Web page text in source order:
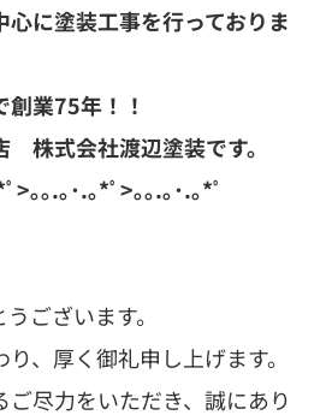
に塗装工事を行っておりま
創業75年！！
株式会社渡辺塗装です。
>｡｡.｡･.｡*ﾟ>｡｡.｡･.｡*ﾟ
ございます。
、厚く御礼申し上げます。
ご尽力をいただき、誠にあり